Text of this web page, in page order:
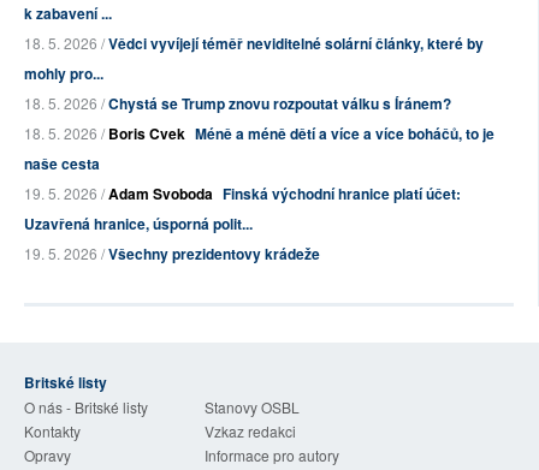
k zabavení ...
18. 5. 2026 /Vědci vyvíjejí téměř neviditelné solární články, které by
mohly pro...
18. 5. 2026 /Chystá se Trump znovu rozpoutat válku s Íránem?
18. 5. 2026 /Boris Cvek Méně a méně dětí a více a více boháčů, to je
naše cesta
19. 5. 2026 /Adam Svoboda Finská východní hranice platí účet:
Uzavřená hranice, úsporná polit...
19. 5. 2026 /Všechny prezidentovy krádeže
Britské listy
O nás - Britské listy
Stanovy OSBL
Kontakty
Vzkaz redakci
Opravy
Informace pro autory